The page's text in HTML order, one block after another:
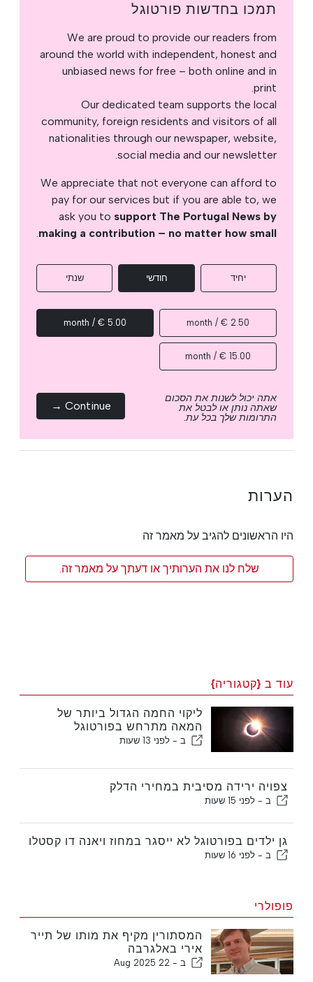
תמכו בחדשות פורטוגל
We are proud to provide our readers from
around the world with independent, honest and
unbiased news for free – both online and in
print.
Our dedicated team supports the local
community, foreign residents and visitors of all
nationalities through our newspaper, website,
social media and our newsletter.
We appreciate that not everyone can afford to
pay for our services but if you are able to, we
ask you to support The Portugal News by
making a contribution – no matter how small
.
יחיד חודשי שנתי
2.50 € / month
5.00 € / month
15.00 € / month
אתה יכול לשנות את הסכום
שאתה נותן או לבטל את
התרומות שלך בכל עת.
Continue →
הערות
היו הראשונים להגיב על מאמר זה
שלח לנו את הערותיך או דעתך על מאמר זה.
עוד ב {קטגוריה}
ליקוי החמה הגדול ביותר של
המאה מתרחש בפורטוגל
ב - לפני 13 שעות
צפויה ירידה מסיבית במחירי הדלק
ב - לפני 15 שעות
גן ילדים בפורטוגל לא ייסגר במחוז ויאנה דו קסטלו
ב - לפני 16 שעות
פופולרי
המסתורין מקיף את מותו של תייר
אירי באלגרבה
ב - 22 Aug 2025